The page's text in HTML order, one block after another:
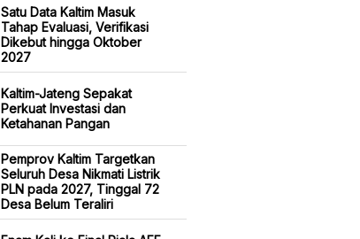
Satu Data Kaltim Masuk
Tahap Evaluasi, Verifikasi
Dikebut hingga Oktober
2027
Kaltim-Jateng Sepakat
Perkuat Investasi dan
Ketahanan Pangan
Pemprov Kaltim Targetkan
Seluruh Desa Nikmati Listrik
PLN pada 2027, Tinggal 72
Desa Belum Teraliri